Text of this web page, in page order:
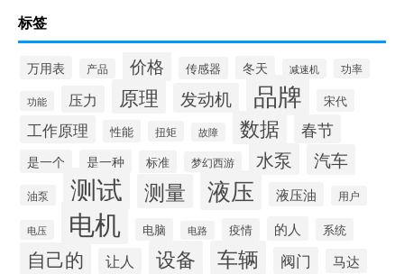
标签
万用表 产品 价格 传感器 冬天 减速机 功率
功能 压力 原理 发动机 品牌 宋代
工作原理 性能 扭矩 故障 数据 春节
是一个 是一种 标准 梦幻西游 水泵 汽车
油泵 测试 测量 液压 液压油 用户
电压 电机 电脑 电路 疫情 的人 系统
自己的 让人 设备 车辆 阀门 马达